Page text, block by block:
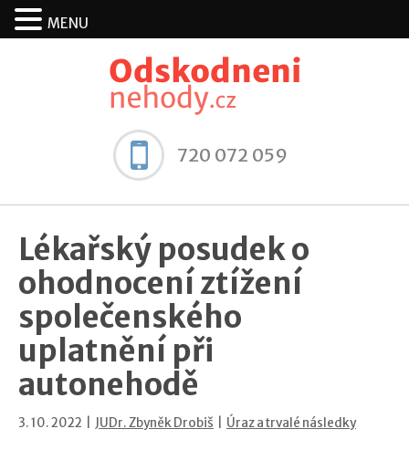
720 072 059
Lékařský posudek o
ohodnocení ztížení
společenského
uplatnění při
autonehodě
3. 10. 2022 | JUDr. Zbyněk Drobiš Úraz a trvalé následky
MENU